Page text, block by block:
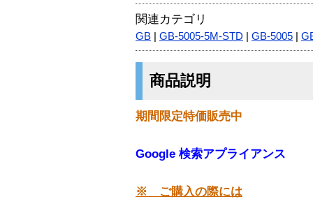
関連カテゴリ
GB GB-5005-5M-STD GB-5005
商品説明
期間限定特価販売中
Google 検索アプライアンス
※ ご購入の際には